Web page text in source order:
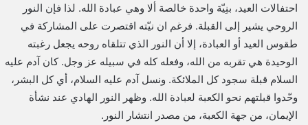
احتفالات العيد، بنِيّة واحدة خالصة ألا وهي عبادة الله. لذا فإن النور
الروحي يشير إلى القبلة. فرغم ان نيّته اقتصرت على المشاركة في
طقوس العيد أو العبادة، إلا أن النور الذي تتلقاه روحه يجعل رغبته
الوحيدة هي تقربه من الله، وفعله كله في سبيله عز وجل. كان آدم عليه
السلام قبلة سجود كل الملائكة. ونسل آدم عليه السلام، أي كل البشر،
وحّدوا قبلتهم نحو الكعبة لعبادة الله. وظهر النور الهادي عند نشأة
الإيمان، من جهة الكعبة، من مصدر انتشار النور.